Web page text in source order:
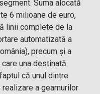
Suma alocată
6 milioane de euro,
linii complete de la
automatizată a
precum şi a
una destinată
că unul dintre
a geamurilor